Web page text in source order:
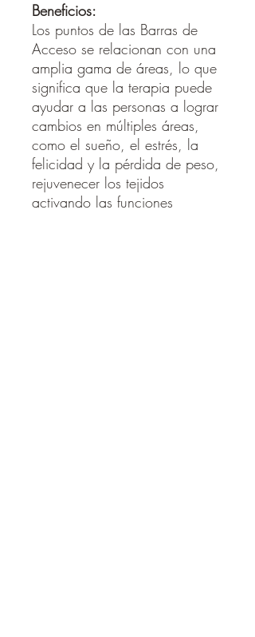
Beneficios:
Los puntos de las Barras de
Acceso se relacionan con una
amplia gama de áreas, lo que
significa que la terapia puede
ayudar a las personas a lograr
cambios en múltiples áreas,
como el sueño, el estrés, la
felicidad y la pérdida de peso,
rejuvenecer los tejidos
activando las funciones